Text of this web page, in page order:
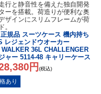
行と静音性を備えた独自開発
ーを搭載。荷造りが便利な奥
ザインにスリムフレームが荷
。
規品 スーツケース 機内持ち
レジェンドウオーカー
WALKER 36L CHALLENGER
ャー 5114-48 キャリーケース
円 (税込)